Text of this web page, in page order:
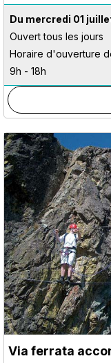
Du mercredi 01
Ouvert tous les jours
Horaire d'ouverture
9h - 18h
Via ferrata